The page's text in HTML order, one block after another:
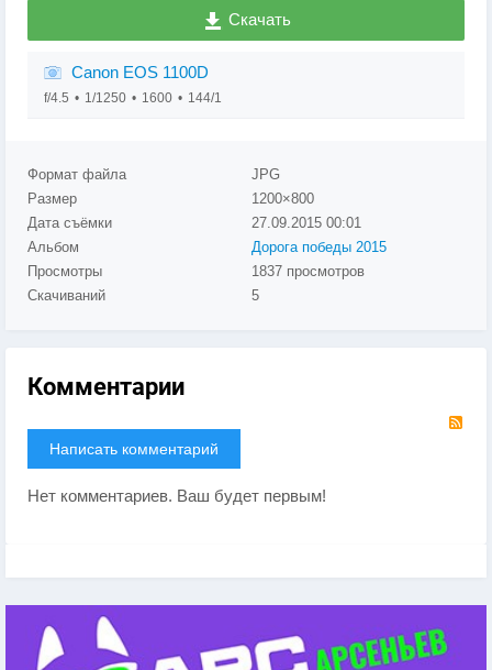
Скачать
Canon EOS 1100D
f/4.5 1/1250 1600 144/1
Формат файла
JPG
Размер
1200×800
Дата съёмки
27.09.2015 00:01
Альбом
Дорога победы 2015
Просмотры
1837 просмотров
Скачиваний
5
Комментарии
Написать комментарий
Нет комментариев. Ваш будет первым!